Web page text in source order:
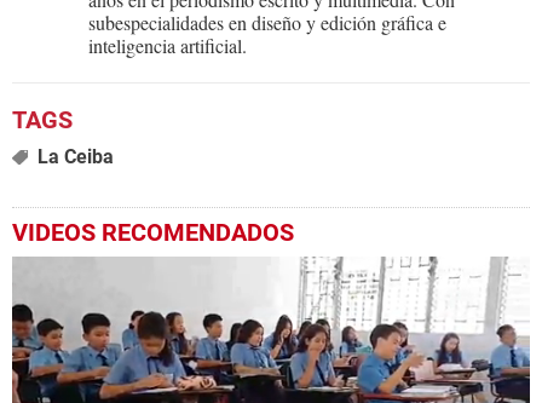
subespecialidades en diseño y edición gráfica e
inteligencia artificial.
La Ceiba
VIDEOS RECOMENDADOS